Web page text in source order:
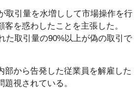
取引量を水増しして市場操作を行
客を惑わしたことを主張した。
た取引量の90%以上が偽の取引で
部から告発した従業員を解雇した
視されている。